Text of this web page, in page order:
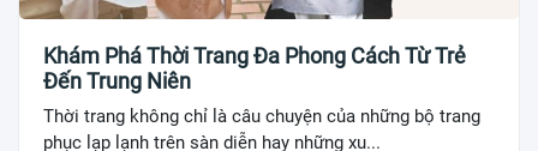
Khám Phá Thời Trang Đa Phong Cách Từ Trẻ
Đến Trung Niên
Thời trang không chỉ là câu chuyện của những bộ trang
phục lạp lạnh trên sàn diễn hay những xu...